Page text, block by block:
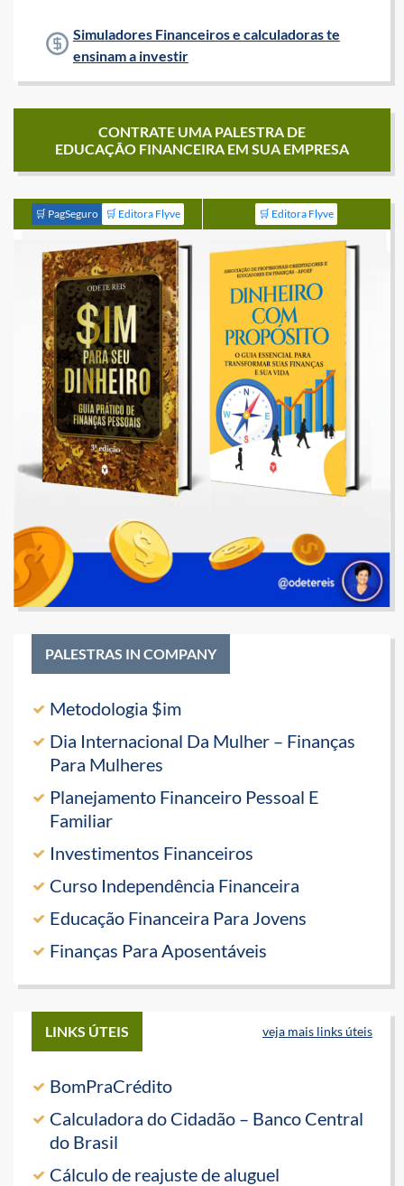
Simuladores Financeiros e calculadoras te
ensinam a investir
CONTRATE UMA PALESTRA DE
EDUCAÇÃO FINANCEIRA EM SUA EMPRESA
🛒 PagSeguro 🛒 Editora Flyve 🛒 Editora Flyve
PALESTRAS IN COMPANY
Metodologia $im
Dia Internacional Da Mulher – Finanças
Para Mulheres
Planejamento Financeiro Pessoal E
Familiar
Investimentos Financeiros
Curso Independência Financeira
Educação Financeira Para Jovens
Finanças Para Aposentáveis
LINKS ÚTEIS veja mais links úteis
BomPraCrédito
Calculadora do Cidadão – Banco Central
do Brasil
Cálculo de reajuste de aluguel